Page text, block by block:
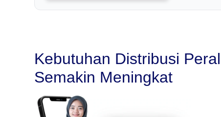
Kebutuhan Distribusi
Semakin Meningkat